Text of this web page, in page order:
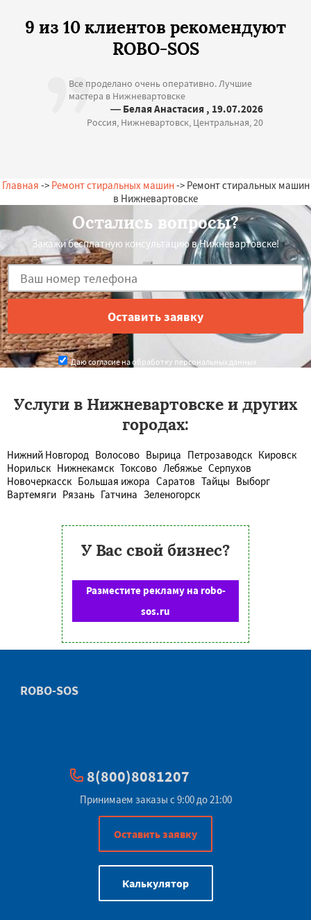
9 из 10 клиентов рекомендуют
ROBO-SOS
Все проделано очень оперативно. Лучшие
мастера в Нижневартовске
— Белая Анастасия , 19.07.2026
Россия, Нижневартовск, Центральная, 20
Главная -> Ремонт стиральных машин-> Ремонт стиральных машин
в Нижневартовске
Остались вопросы?
Закажи бесплатную консультацию в Нижневартовске!
Даю согласие на обработку персональных данных
Услуги в Нижневартовске и других
городах:
Нижний Новгород Волосово Вырица Петрозаводск Кировск
Норильск Нижнекамск Токсово Лебяжье Серпухов
Новочеркасск Большая ижора Саратов Тайцы Выборг
Вартемяги Рязань Гатчина Зеленогорск
У Вас свой бизнес?
Разместите рекламу на robo-
sos.ru
ROBO-SOS
8(800)8081207
Принимаем заказы с 9:00 до 21:00
Оставить заявку
Калькулятор